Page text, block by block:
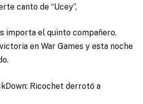
canto de “Ucey”,
importa el quinto compañero.
en War Games y esta noche
Ricochet derrotó a